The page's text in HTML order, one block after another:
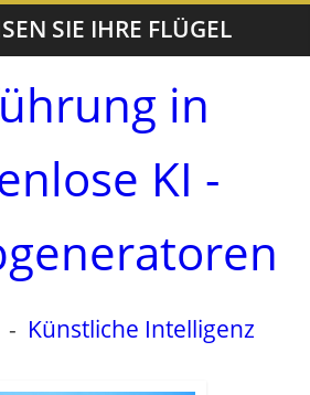
SIE IHRE FLÜGEL
in
KI -
- Künstliche Intelligenz